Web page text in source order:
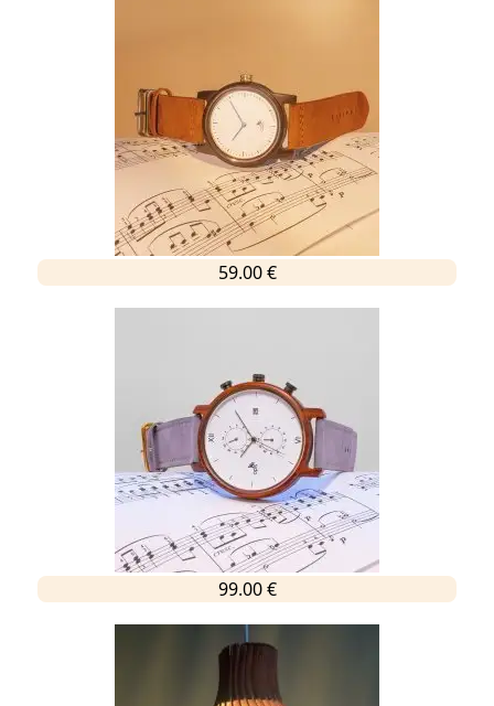
59.00 €
99.00 €